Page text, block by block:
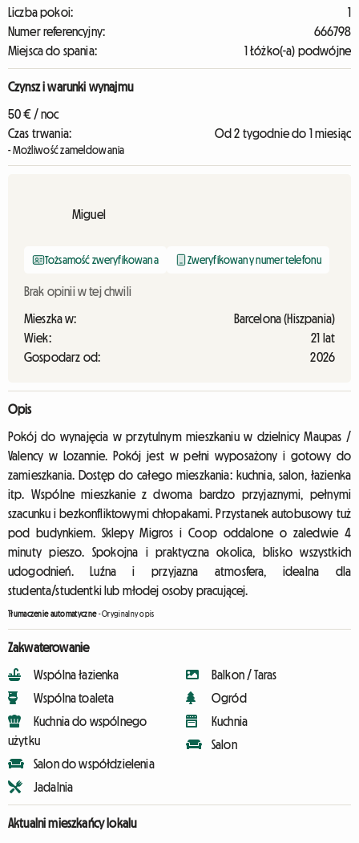
Liczba pokoi:
1
Numer referencyjny:
666798
Miejsca do spania:
1 Łóżko(-a) podwójne
Czynsz i warunki wynajmu
50 € / noc
Czas trwania:
Od 2 tygodnie do 1 miesiąc
- Możliwość zameldowania
Miguel
Tożsamość zweryfikowana Zweryfikowany numer telefonu
Brak opinii w tej chwili
Mieszka w:
Barcelona (Hiszpania)
Wiek:
21 lat
Gospodarz od:
2026
Opis
Pokój do wynajęcia w przytulnym mieszkaniu w dzielnicy Maupas /
Valency w Lozannie. Pokój jest w pełni wyposażony i gotowy do
zamieszkania. Dostęp do całego mieszkania: kuchnia, salon, łazienka
itp. Wspólne mieszkanie z dwoma bardzo przyjaznymi, pełnymi
szacunku i bezkonfliktowymi chłopakami. Przystanek autobusowy tuż
pod budynkiem. Sklepy Migros i Coop oddalone o zaledwie 4
minuty pieszo. Spokojna i praktyczna okolica, blisko wszystkich
udogodnień. Luźna i przyjazna atmosfera, idealna dla
studenta/studentki lub młodej osoby pracującej.
Tłumaczenie automatyczne-Oryginalny opis
Zakwaterowanie
Wspólna łazienka
Wspólna toaleta
Kuchnia do wspólnego
użytku
Salon do współdzielenia
Jadalnia
Balkon / Taras
Ogród
Kuchnia
Salon
Aktualni mieszkańcy lokalu